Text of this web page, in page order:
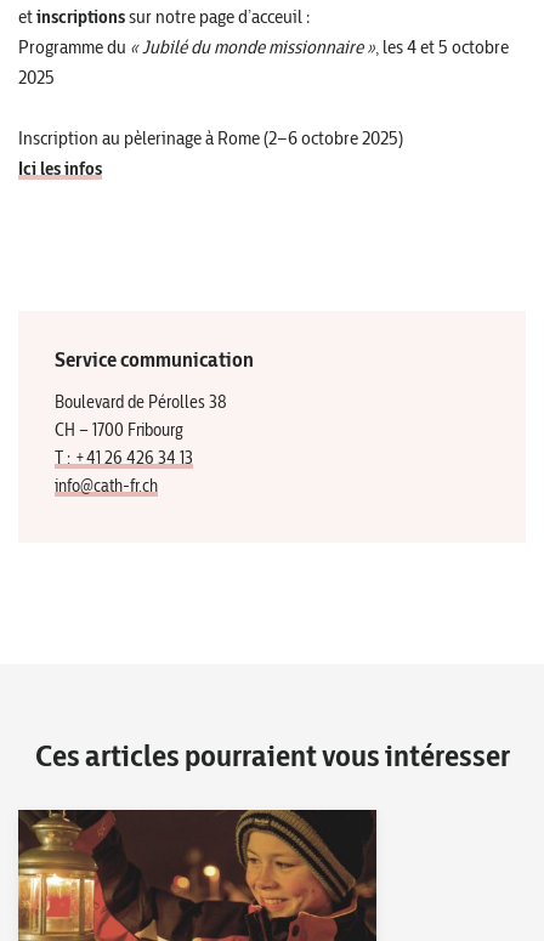
etinscriptionssur notre page d’acceuil :
Programme du « Jubilé du monde missionnaire », les 4 et 5 octobre
2025
Inscription au pèlerinage à Rome (2–6 octobre 2025)
Ici les infos
Service communication
Boulevard de Pérolles 38
CH – 1700 Fribourg
T : +41 26 426 34 13
info@cath-fr.ch
Ces articles pourraient vous intéresser